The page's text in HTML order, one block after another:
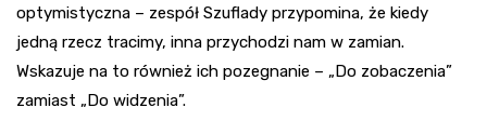
optymistyczna – zespół Szuflady przypomina, że kiedy
jedną rzecz tracimy, inna przychodzi nam w zamian.
Wskazuje na to również ich pozegnanie – „Do zobaczenia”
zamiast „Do widzenia”.